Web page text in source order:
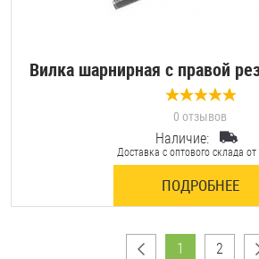
Вилка шарнирная с правой
0 отзывов
Наличие:
Доставка с оптового склада
ПОДРОБНЕЕ
1 2